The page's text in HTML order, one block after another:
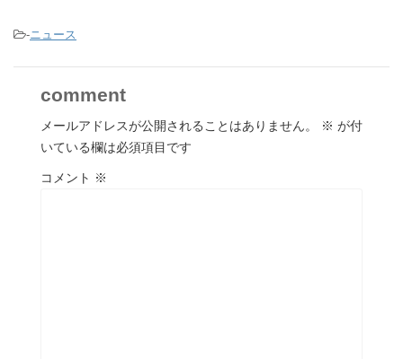
-ニュース
comment
メールアドレスが公開されることはありません。 ※ が付
いている欄は必須項目です
コメント ※